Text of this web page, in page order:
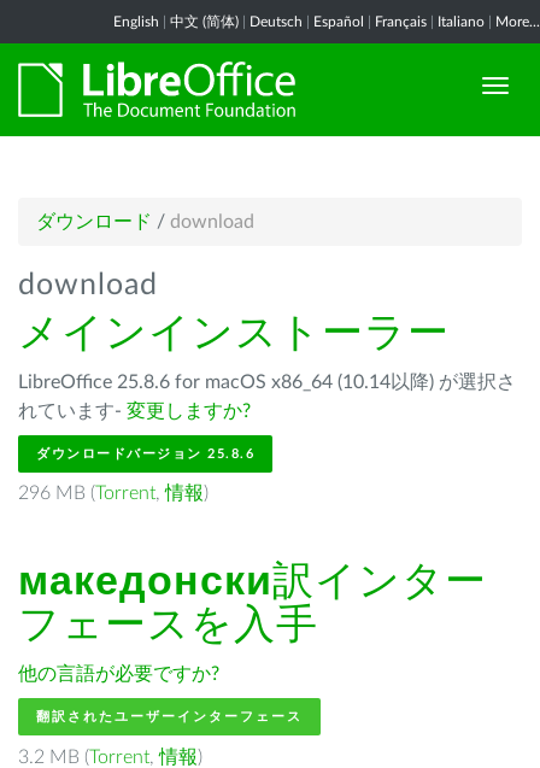
English 中文 (简体) Deutsch Español Français Italiano More...
ダウンロード / download
download
メインインストーラー
LibreOffice 25.8.6 for macOS x86_64 (10.14以降) が選択さ
れています- 変更しますか?
ダウンロードバージョン 25.8.6
296 MB (Torrent,情報)
македонски訳インター
フェースを入手
他の言語が必要ですか?
翻訳されたユーザーインターフェース
3.2 MB (Torrent,情報)